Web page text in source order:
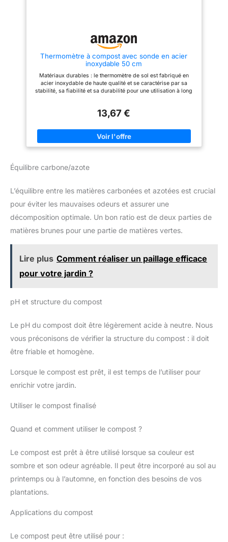
INTEMPÉRIES – Ce thermomètre
écologique fonctionne sans
alimentation et résiste à une
saisons.
Thermomètre à compost avec sonde en acier
inoxydable 50 cm
Matériaux durables : le thermomètre de sol est fabriqué en
acier inoxydable de haute qualité et se caractérise par sa
stabilité, sa fiabilité et sa durabilité pour une utilisation à long
permet d'atteindre facilement le centre de compost pour des
adapté pour le pot ou le jardinage, à l'intérieur et à l'extérieur,
vous offrant un environnement de croissance sain pour vos
plantes. ✿Large application : les thermomètres de sol
vignes, les paysages ornementaux, etc. ✿ Facile à utiliser : le
surveiller la température.
13,67 €
Équilibre carbone/azote
L’équilibre entre les matières carbonées et azotées est crucial
pour éviter les mauvaises odeurs et assurer une
décomposition optimale. Un bon ratio est de deux parties de
matières brunes pour une partie de matières vertes.
Lire plus Comment réaliser un paillage efficace
pour votre jardin ?
pH et structure du compost
Le pH du compost doit être légèrement acide à neutre. Nous
vous préconisons de vérifier la structure du compost : il doit
être friable et homogène.
Lorsque le compost est prêt, il est temps de l’utiliser pour
enrichir votre jardin.
Utiliser le compost finalisé
Quand et comment utiliser le compost ?
Le compost est prêt à être utilisé lorsque sa couleur est
sombre et son odeur agréable. Il peut être incorporé au sol au
printemps ou à l’automne, en fonction des besoins de vos
plantations.
Applications du compost
Le compost peut être utilisé pour :